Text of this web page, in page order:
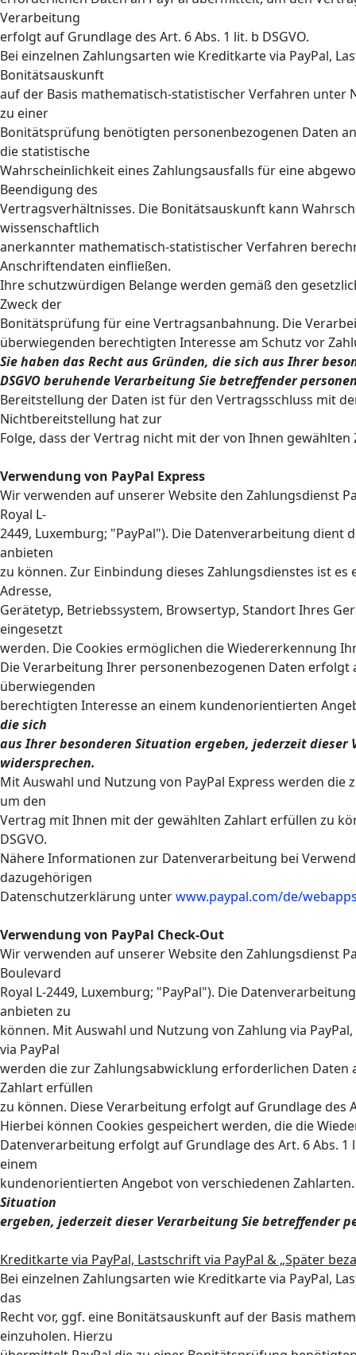
Verarbeitung
erfolgt auf Grundlage des Art. 6 Abs. 1 lit. b DSGVO.
Bei einzelnen Zahlungsarten wie Kreditkarte via PayPal,
Bonitätsauskunft
auf der Basis mathematisch-statistischer Verfahren
zu einer
Bonitätsprüfung benötigten personenbezogenen Daten
die statistische
Wahrscheinlichkeit eines Zahlungsausfalls für eine
Beendigung des
Vertragsverhältnisses. Die Bonitätsauskunft kann
wissenschaftlich
anerkannter mathematisch-statistischer Verfahren
Anschriftendaten einfließen.
Ihre schutzwürdigen Belange werden gemäß den
Zweck der
Bonitätsprüfung für eine Vertragsanbahnung. Die
überwiegenden berechtigten Interesse am Schutz vor
Sie haben das Recht aus Gründen, die sich aus Ihrer
DSGVO beruhende Verarbeitung Sie betreffender
Bereitstellung der Daten ist für den Vertragsschluss mit
Nichtbereitstellung hat zur
Folge, dass der Vertrag nicht mit der von Ihnen
Verwendung von PayPal Express
Wir verwenden auf unserer Website den Zahlungsdienst
Royal L-
2449, Luxemburg; "PayPal"). Die Datenverarbeitung dient
anbieten
zu können. Zur Einbindung dieses Zahlungsdienstes ist
Adresse,
Gerätetyp, Betriebssystem, Browsertyp, Standort Ihres
eingesetzt
werden. Die Cookies ermöglichen die Wiedererkennung
Die Verarbeitung Ihrer personenbezogenen Daten erfolgt
überwiegenden
berechtigten Interesse an einem kundenorientierten
die sich
aus Ihrer besonderen Situation ergeben, jederzeit
widersprechen.
Mit Auswahl und Nutzung von PayPal Express werden
um den
Vertrag mit Ihnen mit der gewählten Zahlart erfüllen zu
DSGVO.
Nähere Informationen zur Datenverarbeitung bei
dazugehörigen
Datenschutzerklärung unterwww.paypal.com/de/
Verwendung von PayPal Check-Out
Wir verwenden auf unserer Website den Zahlungsdienst
Boulevard
Royal L-2449, Luxemburg; "PayPal"). Die
anbieten zu
können. Mit Auswahl und Nutzung von Zahlung via
via PayPal
werden die zur Zahlungsabwicklung erforderlichen
Zahlart erfüllen
zu können. Diese Verarbeitung erfolgt auf Grundlage des
Hierbei können Cookies gespeichert werden, die die
Datenverarbeitung erfolgt auf Grundlage des Art. 6 Abs.
einem
kundenorientierten Angebot von verschiedenen
Situation
ergeben, jederzeit dieser Verarbeitung Sie betreffender
Kreditkarte via PayPal, Lastschrift via PayPal & „Später
Bei einzelnen Zahlungsarten wie Kreditkarte via PayPal,
das
Recht vor, ggf. eine Bonitätsauskunft auf der Basis
einzuholen. Hierzu